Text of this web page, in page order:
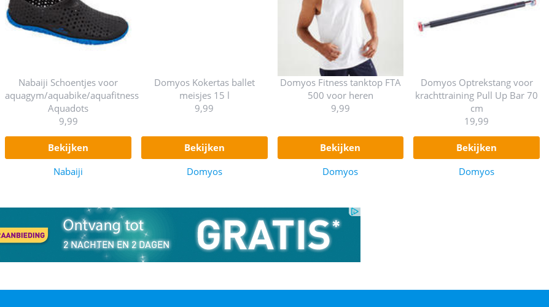
Nabaiji Schoentjes voor
aquagym/aquabike/aquafitness
Aquadots
9,99
bekijken
Nabaiji
Domyos Kokertas ballet
meisjes 15 l
9,99
bekijken
Domyos
Domyos Fitness tanktop FTA
500 voor heren
9,99
bekijken
Domyos
Domyos Optrekstang voor
krachttraining Pull Up Bar 70
cm
19,99
bekijken
Domyos